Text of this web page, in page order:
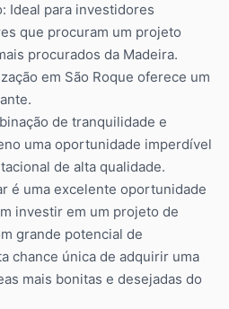
Ideal para investidores
que procuram um projeto
procurados da Madeira.
em São Roque oferece um
de tranquilidade e
uma oportunidade imperdível
de alta qualidade.
é uma excelente oportunidade
investir em um projeto de
grande potencial de
chance única de adquirir uma
mais bonitas e desejadas do